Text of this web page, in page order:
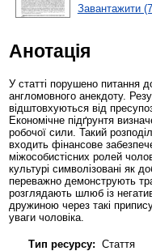
Завантажити
Анотація
У статті порушено питання
англомовного анекдоту.
відштовхуються від
Економічне підґрунтя
робочої сили. Такий
входить фінансове
міжособистісних ролей
культурі символізовані як
переважно демонструють
розглядають шлюб із
дружиною через такі
уваги чоловіка.
Тип ресурсу: Стаття